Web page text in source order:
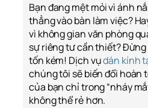
Bạn đang mệt mỏi vì ánh
thẳng vào bàn làm việc?
vì không gian văn phòng
sự riêng tư cần thiết?
tốn kém! Dịch vụdán kính
chúng tôi sẽ biến đổi hoàn
của bạn chỉ trong “nháy
không thể rẻ hơn.